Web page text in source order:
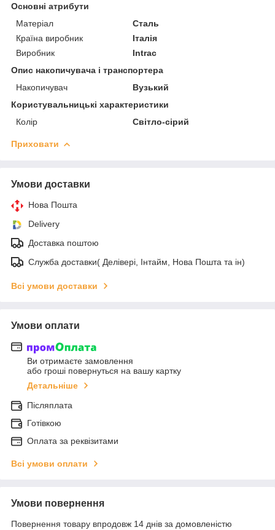
Основні атрибути
Матеріал
Сталь
Країна виробник
Італія
Виробник
Intrac
Опис накопичувача і транспортера
Накопичувач
Вузький
Користувальницькі характеристики
Колір
Світло-сірий
Приховати
Умови доставки
Нова Пошта
Delivery
Доставка поштою
Служба доставки( Делівері, Інтайм, Нова Пошта та ін)
Всі умови доставки
Умови оплати
Ви отримаєте замовлення
або гроші повернуться на вашу картку
Детальніше
Післяплата
Готівкою
Оплата за реквізитами
Всі умови оплати
Умови повернення
Повернення товару впродовж 14 днів за домовленістю